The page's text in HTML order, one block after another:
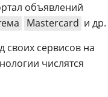
объявлений
Mastercard и др.
своих сервисов на
числятся